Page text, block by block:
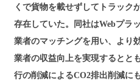
くで貨物を載せずしてトラック
存在していた。同社はWebプラ
業者のマッチングを用い、より
業者の収益向上を実現するとと
行の削減によるCO2排出削減に